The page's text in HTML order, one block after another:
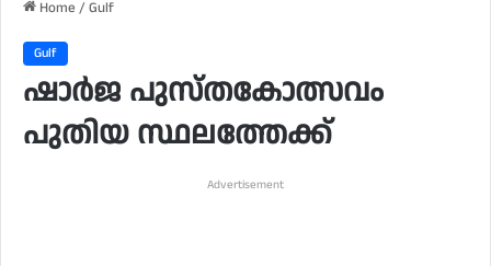
Home /Gulf
Gulf
ഷാർജ പുസ്തകോത്സവം
പുതിയ സ്ഥലത്തേക്ക്
Advertisement